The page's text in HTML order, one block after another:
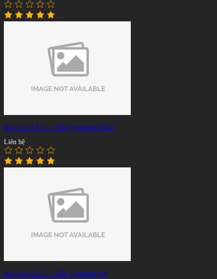
Bàn Bida Lỗ Cũ - Mẫu Signature Trắng
Liên hệ
Bàn Bida Lỗ Cũ - Mẫu Signature Đen